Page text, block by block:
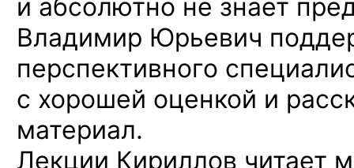
и абсолютно не знает
Владимир Юрьевич
перспективного
с хорошей оценкой и
материал.
Лекции Кириллов читает